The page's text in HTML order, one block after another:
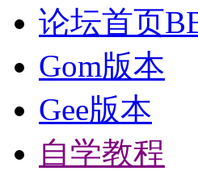
论坛首页
Gom版本
Gee版本
自学教程